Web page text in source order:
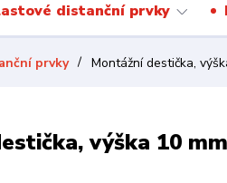
distanční prvky
prvky Montážní destička,
výška 10 mm